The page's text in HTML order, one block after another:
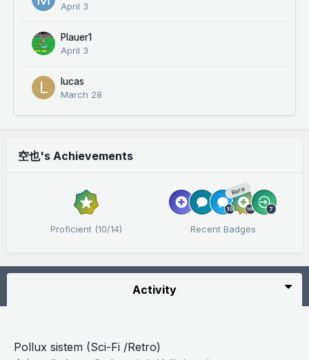
April 3
Plauer1
April 3
lucas
March 28
空也's Achievements
Proficient (10/14)
Rare
Recent Badges
Activity
Pollux sistem (Sci-Fi /Retro)